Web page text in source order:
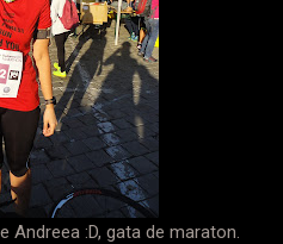
Andreea :D, gata de maraton.